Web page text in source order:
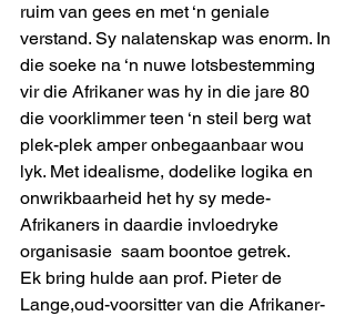
ruim van gees en met ‘n geniale
verstand. Sy nalatenskap was enorm. In
die soeke na ‘n nuwe lotsbestemming
vir die Afrikaner was hy in die jare 80
die voorklimmer teen ‘n steil berg wat
plek-plek amper onbegaanbaar wou
lyk. Met idealisme, dodelike logika en
onwrikbaarheid het hy sy mede-
Afrikaners in daardie invloedryke
organisasie  saam boontoe getrek.
Ek bring hulde aan prof. Pieter de
Lange,oud-voorsitter van die Afrikaner-